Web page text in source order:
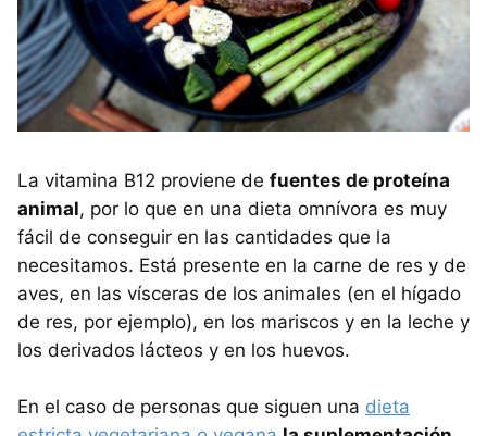
La vitamina B12 proviene de fuentes de proteína
animal, por lo que en una dieta omnívora es muy
fácil de conseguir en las cantidades que la
necesitamos. Está presente en la carne de res y de
aves, en las vísceras de los animales (en el hígado
de res, por ejemplo), en los mariscos y en la leche y
los derivados lácteos y en los huevos.
En el caso de personas que siguen una dieta